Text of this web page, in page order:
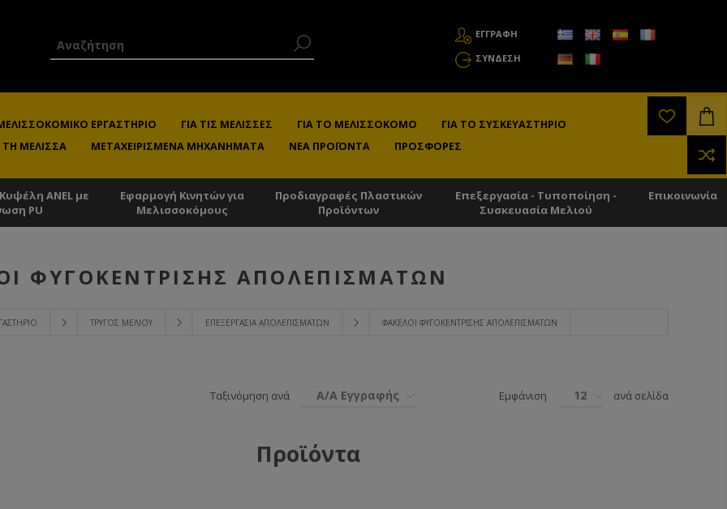
ΕΓΓΡΑΦΗ
ΣΎΝΔΕΣΗ
ΕΡΓΑΣΤΉΡΙΟ ΓΙΑ ΤΙΣ ΜΈΛΙΣΣΕΣ ΓΙΑ ΤΟ ΜΕΛΙΣΣΟΚΌΜΟ
ΓΙΑ ΤΟ ΣΥΣΚΕΥΑΣΤΉΡΙΟ
ΜΈΛΙΣΣΑ
ΜΕΤΑΧΕΙΡΙΣΜΈΝΑ ΜΗΧΑΝΉΜΑΤΑ ΝΈΑ ΠΡΟΪΌΝΤΑ ΠΡΟΣΦΟΡΈΣ
ANEL με
PU
Εφαρμογή Κινητών για
Μελισσοκόμους
Προδιαγραφές Πλαστικών
Προϊόντων
Επεξεργασία - Τυποποίηση -
Συσκευασία Μελιού
Επικοινωνία
ΤΡΎΓΟΣ ΜΕΛΙΟΎ ΕΠΕΞΕΡΓΑΣΊΑ ΑΠΟΛΕΠΙΣΜΆΤΩΝ ΦΆΚΕΛΟΙ ΦΥΓΟΚΈΝΤΡΙΣΗΣ ΑΠΟΛΕΠΙΣΜΆΤΩΝ
ΦΥΓΟΚΈΝΤΡΙΣΗΣ ΑΠΟΛΕΠΙΣΜΆΤΩΝ
Ταξινόμηση ανά Α/Α Εγγραφής Εμφάνιση 12 ανά σελίδα
Προϊόντα